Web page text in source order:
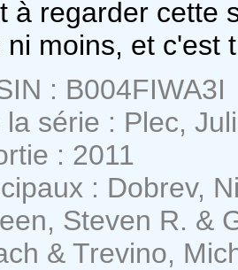
à regarder cette
ni moins, et c'est
: B004FIWA3I
série : Plec,
: 2011
: Dobrev,
Steven R. &
& Trevino,